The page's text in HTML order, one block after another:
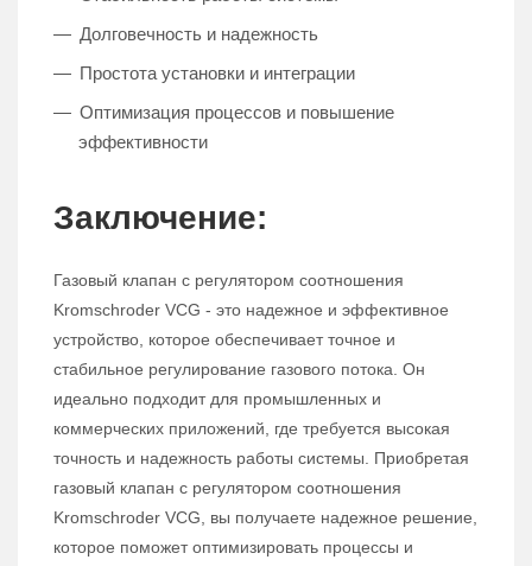
Долговечность и надежность
Простота установки и интеграции
Оптимизация процессов и повышение
эффективности
Заключение:
Газовый клапан с регулятором соотношения
Kromschroder VCG - это надежное и эффективное
устройство, которое обеспечивает точное и
стабильное регулирование газового потока. Он
идеально подходит для промышленных и
коммерческих приложений, где требуется высокая
точность и надежность работы системы. Приобретая
газовый клапан с регулятором соотношения
Kromschroder VCG, вы получаете надежное решение,
которое поможет оптимизировать процессы и